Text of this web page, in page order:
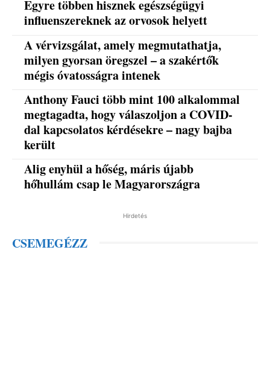
Egyre többen hisznek egészségügyi
influenszereknek az orvosok helyett
A vérvizsgálat, amely megmutathatja,
milyen gyorsan öregszel – a szakértők
mégis óvatosságra intenek
Anthony Fauci több mint 100 alkalommal
megtagadta, hogy válaszoljon a COVID-
dal kapcsolatos kérdésekre – nagy bajba
került
Alig enyhül a hőség, máris újabb
hőhullám csap le Magyarországra
Hirdetés
CSEMEGÉZZ